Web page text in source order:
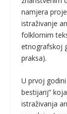
namjera
istraživanje
folklornim
etnografskoj
praksa).
U prvoj
bestijarij”
istraživanja